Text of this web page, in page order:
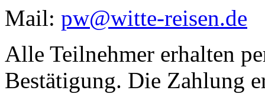
Mail: pw@witte-reisen.de
Alle Teilnehmer erhalten
Bestätigung. Die Zahlung